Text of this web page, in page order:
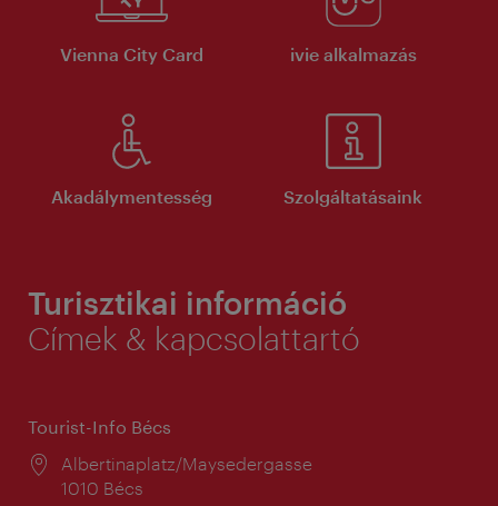
Vienna City Card ivie alkalmazás
Akadálymentesség Szolgáltatásaink
Turisztikai információ
Címek & kapcsolattartó
Tourist-Info Bécs
Helyszín:
Albertinaplatz/Maysedergasse
1010 Bécs